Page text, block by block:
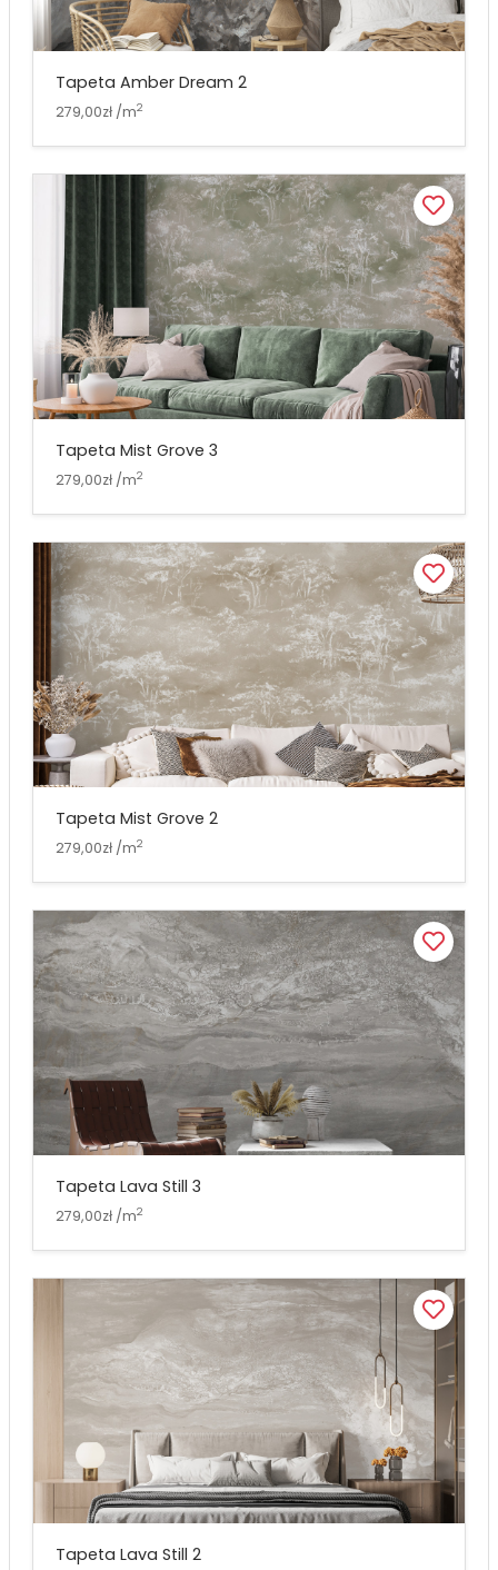
Tapeta Amber Dream 2
279,00zł /m2
Tapeta Mist Grove 3
279,00zł /m2
Tapeta Mist Grove 2
279,00zł /m2
Tapeta Lava Still 3
279,00zł /m2
Tapeta Lava Still 2